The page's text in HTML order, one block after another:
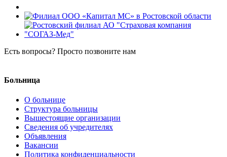
Есть вопросы? Просто позвоните нам
Больница
О больнице
Структура больницы
Вышестоящие организации
Сведения об учредителях
Объявления
Вакансии
Политика конфиденциальности